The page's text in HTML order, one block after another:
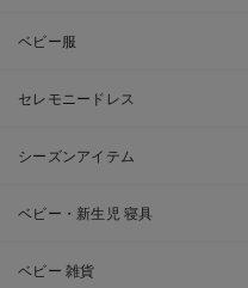
ベビー服
セレモニードレス
シーズンアイテム
ベビー・新生児 寝具
ベビー 雑貨